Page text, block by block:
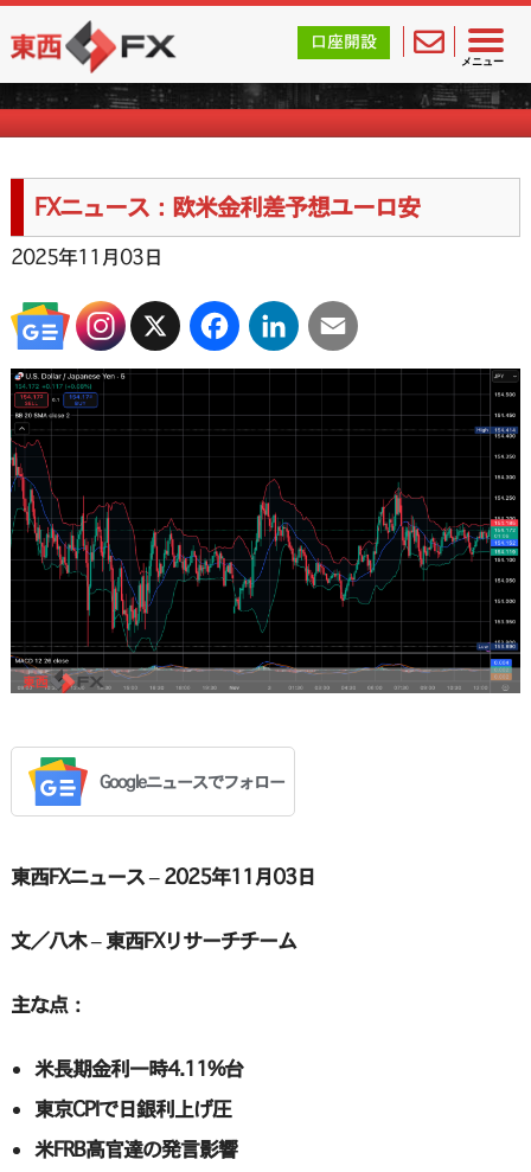
メニュー
東西FX｜海外FX会社（ブローカー）の無料口座開設サポ
口座開設
FXニュース一覧
FXニュース：欧米金利差予想ユーロ安
2025年11月03日
X FacebookLinkedInEmail
Googleニュースでフォロー
東西FXニュース – 2025年11月03日
文／八木 – 東西FXリサーチチーム
主な点：
米長期金利一時4.11%台
東京CPIで日銀利上げ圧
米FRB高官達の発言影響